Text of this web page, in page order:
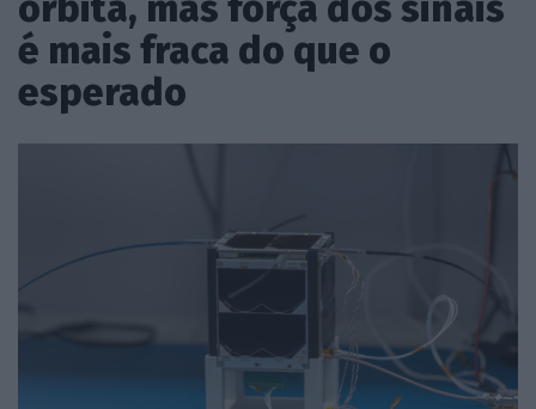
é mais fraca do que o
esperado